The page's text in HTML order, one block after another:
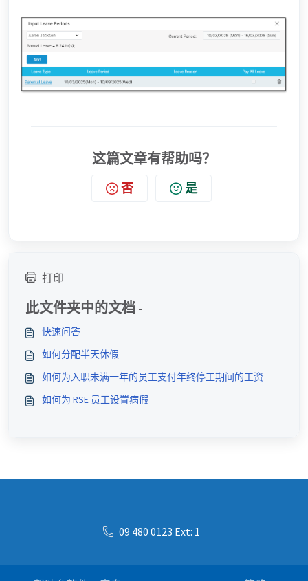
这篇文章有帮助吗？
否 是
打印
此文件夹中的文档 -
快速问答
如何分配半天休假
如何为入职未满一年的员工支付年终停工期间的工资
如何为 RSE 员工设置病假
09 480 0123 Ext: 1